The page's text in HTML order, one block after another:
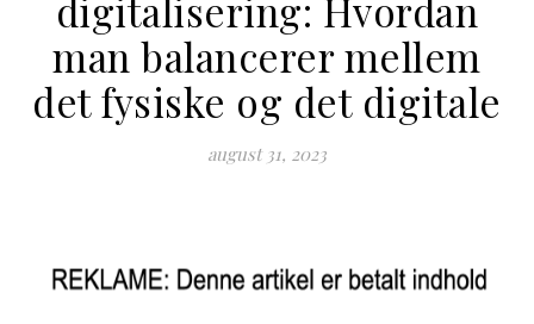
man balancerer mellem
det fysiske og det digitale
august 31, 2023